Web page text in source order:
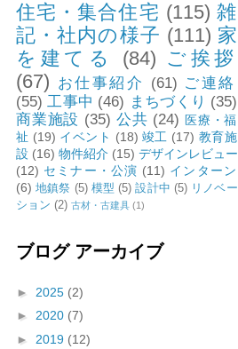
住宅・集合住宅 (115) 雑
記・社内の様子 (111) 家
を建てる
(84) ご挨拶
(67) お仕事紹介 (61) ご連絡
(55) 工事中 (46) まちづくり (35)
商業施設 (35) 公共 (24) 医療・福
祉 (19) イベント (18) 竣工 (17) 教育施
設 (16) 物件紹介 (15) デザインレビュー
(12) セミナー・公演 (11) インターン
(6) 地鎮祭 (5) 模型 (5) 設計中 (5) リノベー
ション (2) 古材・古建具 (1)
ブログ アーカイブ
► 2025 (2)
► 2020 (7)
► 2019 (12)